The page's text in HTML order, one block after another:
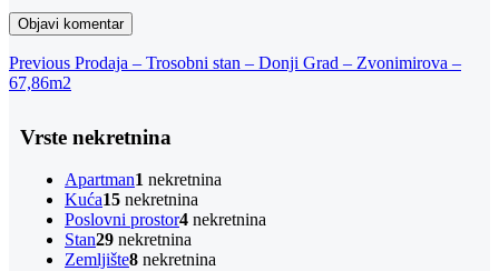
Navigacija
objava
Previous
Post
Previous Prodaja – Trosobni stan – Donji Grad – Zvonimirova –
67,86m2
Vrste nekretnina
Apartman1 nekretnina
Kuća15 nekretnina
Poslovni prostor4 nekretnina
Stan29 nekretnina
Zemljište8 nekretnina